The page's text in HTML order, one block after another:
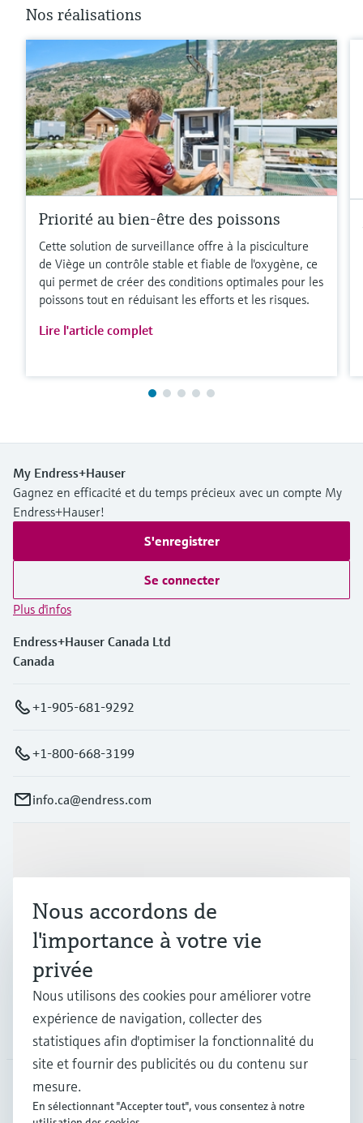
Nos réalisations
Priorité au bien-être des poissons
Cette solution de surveillance offre à la pisciculture
de Viège un contrôle stable et fiable de l'oxygène, ce
qui permet de créer des conditions optimales pour les
poissons tout en réduisant les efforts et les risques.
Lire l'article complet
My Endress+Hauser
Gagnez en efficacité et du temps précieux avec un compte My
Endress+Hauser!
S'enregistrer
Se connecter
Plus d'infos
Endress+Hauser Canada Ltd
Canada
+1-905-681-9292
+1-800-668-3199
info.ca@endress.com
Industries
Support
Société
CAN•Français
Nous accordons de
l'importance à votre vie
privée
Nous utilisons des cookies pour améliorer votre
expérience de navigation, collecter des
statistiques afin d'optimiser la fonctionnalité du
site et fournir des publicités ou du contenu sur
mesure.
En sélectionnant "Accepter tout", vous consentez à notre